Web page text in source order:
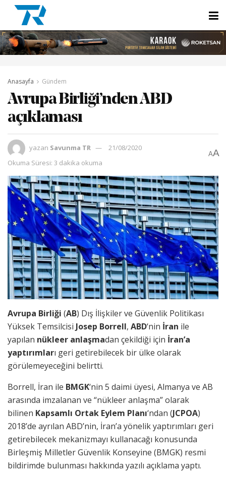
Anasayfa Gündem
Avrupa Birliği’nden ABD
açıklaması
yazan Savunma TR
21/08/2020
Okuma Süresi: 3 dakika okuma
AA
Avrupa Birliği (AB) Dış İlişkiler ve Güvenlik Politikası
Yüksek Temsilcisi Josep Borrell, ABD‘nin İran ile
yapılan nükleer anlaşmadan çekildiği için İran’a
yaptırımları geri getirebilecek bir ülke olarak
görülemeyeceğini belirtti.
Borrell, İran ile BMGK‘nin 5 daimi üyesi, Almanya ve AB
arasında imzalanan ve “nükleer anlaşma” olarak
bilinen Kapsamlı Ortak Eylem Planı‘ndan (JCPOA)
2018’de ayrılan ABD’nin, İran’a yönelik yaptırımları geri
getirebilecek mekanizmayı kullanacağı konusunda
Birleşmiş Milletler Güvenlik Konseyine (BMGK) resmi
bildirimde bulunması hakkında yazılı açıklama yaptı.